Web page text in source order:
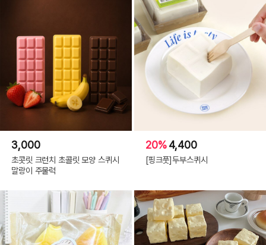
3,000
초콧릿 크런치 초콜릿 모양 스퀴시
말랑이 주물럭
20%4,400
[핑크풋]두부스퀴시